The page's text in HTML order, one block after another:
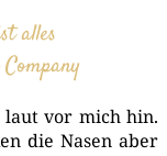
alles
laut vor mich hin.
die Nasen aber